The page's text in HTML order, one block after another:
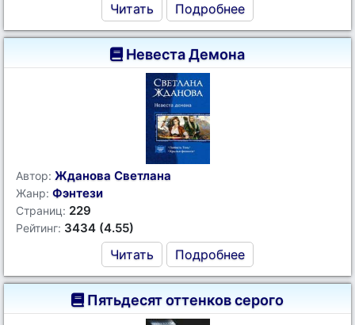
Читать Подробнее
Невеста Демона
Автор: Жданова Светлана
Жанр: Фэнтези
Страниц: 229
Рейтинг: 3434 (4.55)
Читать Подробнее
Пятьдесят оттенков серого